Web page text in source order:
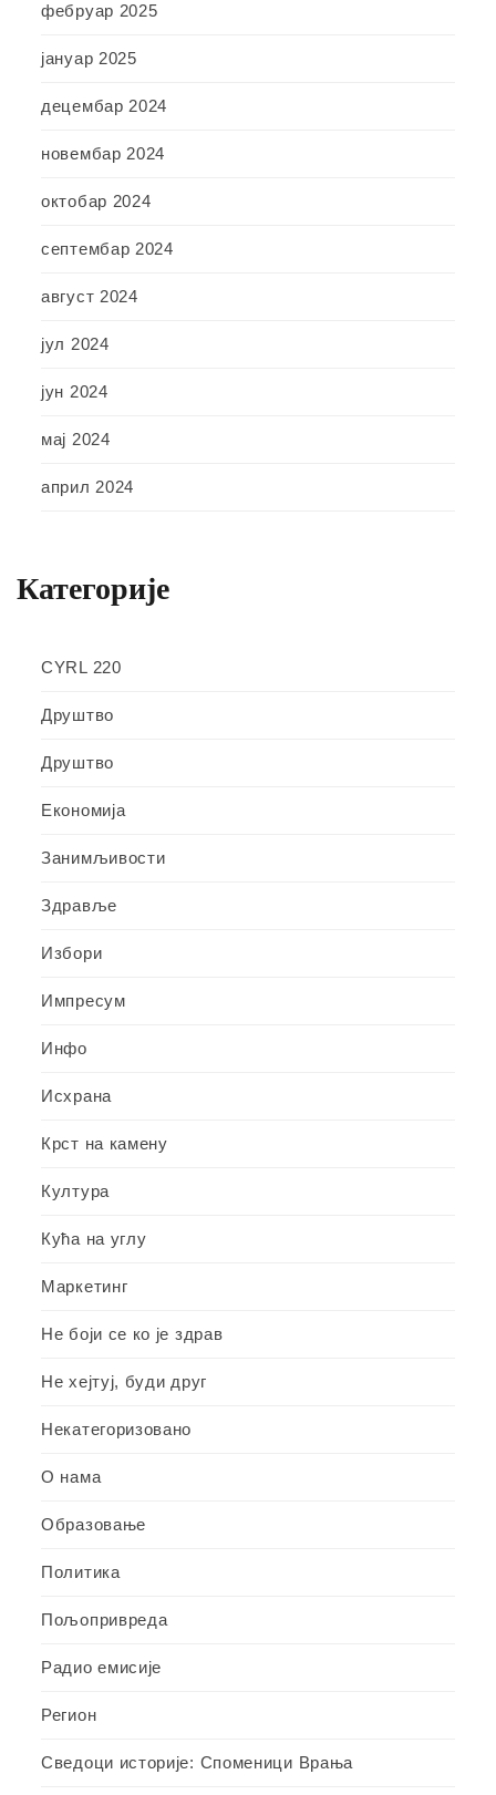
фебруар 2025
јануар 2025
децембар 2024
новембар 2024
октобар 2024
септембар 2024
август 2024
јул 2024
јун 2024
мај 2024
април 2024
Категорије
CYRL 220
Друштво
Друштво
Економија
Занимљивости
Здравље
Избори
Импресум
Инфо
Исхрана
Крст на камену
Култура
Кућа на углу
Маркетинг
Не боји се ко је здрав
Не хејтуј, буди друг
Некатегоризовано
О нама
Образовање
Политика
Пољопривреда
Радио емисије
Регион
Сведоци историје: Споменици Врања